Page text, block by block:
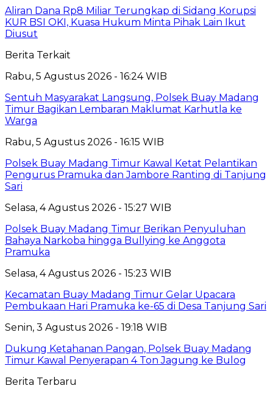
Aliran Dana Rp8 Miliar Terungkap di Sidang Korupsi
KUR BSI OKI, Kuasa Hukum Minta Pihak Lain Ikut
Diusut
Berita Terkait
Rabu, 5 Agustus 2026 - 16:24 WIB
Sentuh Masyarakat Langsung, Polsek Buay Madang
Timur Bagikan Lembaran Maklumat Karhutla ke
Warga
Rabu, 5 Agustus 2026 - 16:15 WIB
Polsek Buay Madang Timur Kawal Ketat Pelantikan
Pengurus Pramuka dan Jambore Ranting di Tanjung
Sari
Selasa, 4 Agustus 2026 - 15:27 WIB
Polsek Buay Madang Timur Berikan Penyuluhan
Bahaya Narkoba hingga Bullying ke Anggota
Pramuka
Selasa, 4 Agustus 2026 - 15:23 WIB
Kecamatan Buay Madang Timur Gelar Upacara
Pembukaan Hari Pramuka ke-65 di Desa Tanjung Sari
Senin, 3 Agustus 2026 - 19:18 WIB
Dukung Ketahanan Pangan, Polsek Buay Madang
Timur Kawal Penyerapan 4 Ton Jagung ke Bulog
Berita Terbaru